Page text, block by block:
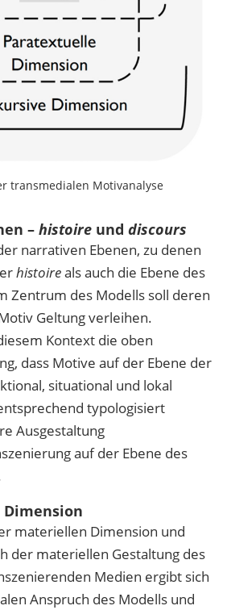
transmedialen Motivanalyse
– histoire und discours
narrativen Ebenen, zu denen
histoireals auch die Ebene des
Zentrum des Modells soll deren
Geltung verleihen.
Kontext die oben
dass Motive auf der Ebene der
situational und lokal
typologisiert
Ausgestaltung
auf der Ebene des
materiellen Dimension und
der materiellen Gestaltung des
Medien ergibt sich
Anspruch des Modells und